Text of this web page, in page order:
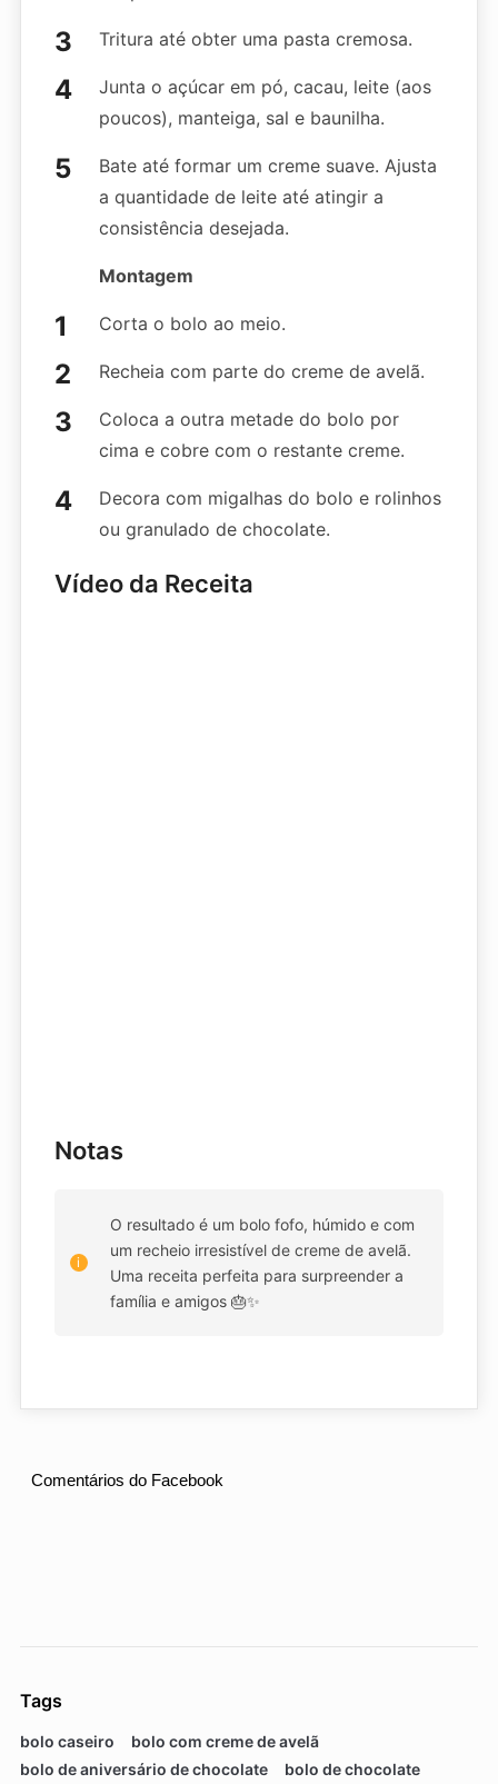
Tritura até obter uma pasta cremosa.
Junta o açúcar em pó, cacau, leite (aos
poucos), manteiga, sal e baunilha.
Bate até formar um creme suave. Ajusta
a quantidade de leite até atingir a
consistência desejada.
Montagem
Corta o bolo ao meio.
Recheia com parte do creme de avelã.
Coloca a outra metade do bolo por
cima e cobre com o restante creme.
Decora com migalhas do bolo e rolinhos
ou granulado de chocolate.
Vídeo da Receita
Notas
O resultado é um bolo fofo, húmido e com
um recheio irresistível de creme de avelã.
Uma receita perfeita para surpreender a
família e amigos 🎂✨
Comentários do Facebook
Tags
bolo caseiro
bolo com creme de avelã
bolo de aniversário de chocolate
bolo de chocolate